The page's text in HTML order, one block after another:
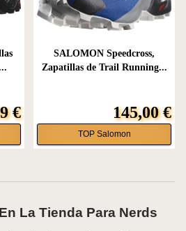
€
SALOMON Speedcross,
Zapatillas de Trail Running...
145,00 €
TOP Salomon
La Tienda Para Nerds